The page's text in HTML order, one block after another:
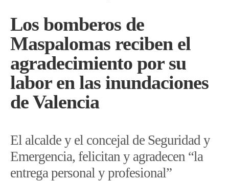
Los bomberos de
Maspalomas reciben el
agradecimiento por su
labor en las inundaciones
de Valencia
El alcalde y el concejal de Seguridad y
Emergencia, felicitan y agradecen “la
entrega personal y profesional”